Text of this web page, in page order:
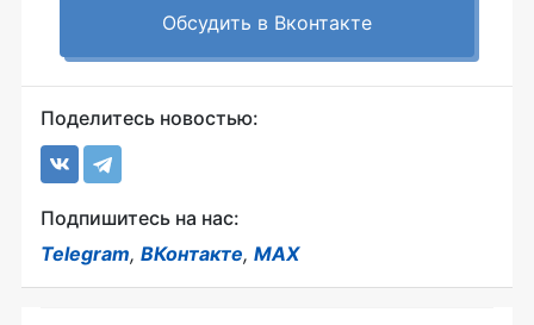
Обсудить в Вконтакте
Поделитесь новостью:
Подпишитесь на нас:
Telegram, ВКонтакте, MAX